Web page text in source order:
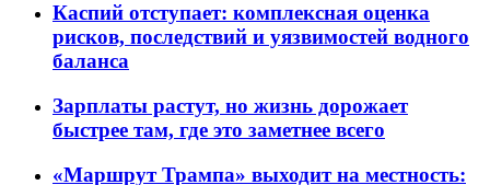
Каспий отступает: комплексная оценка
рисков, последствий и уязвимостей водного
баланса
Зарплаты растут, но жизнь дорожает
быстрее там, где это заметнее всего
«Маршрут Трампа» выходит на местность: